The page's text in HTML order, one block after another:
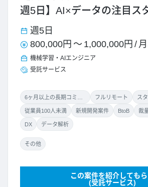
週5日】AI×データの注目ス
週5日
800,000円 ～ 1,000,000円 /
機械学習・AIエンジニア
受託サービス
フルリモート ス
従業員100人未満 新規開発案件 BtoB 裁
DX データ解析
その他
この案件を紹介してもら
(受託サービス)